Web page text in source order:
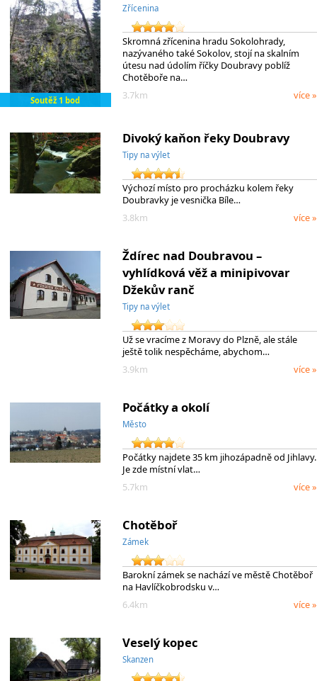
Soutěž 1 bod
Zřícenina
Skromná zřícenina hradu Sokolohrady,
nazývaného také Sokolov, stojí na skalním
útesu nad údolím říčky Doubravy poblíž
Chotěboře na…
3.7km
více »
Divoký kaňon řeky Doubravy
Tipy na výlet
Výchozí místo pro procházku kolem řeky
Doubravky je vesnička Bíle…
3.8km
více »
Ždírec nad Doubravou –
vyhlídková věž a minipivovar
Džekův ranč
Tipy na výlet
Už se vracíme z Moravy do Plzně, ale stále
ještě tolik nespěcháme, abychom…
3.9km
více »
Počátky a okolí
Město
Počátky najdete 35 km jihozápadně od Jihlavy.
Je zde místní vlat…
5.7km
více »
Chotěboř
Zámek
Barokní zámek se nachází ve městě Chotěboř
na Havlíčkobrodsku v…
6.4km
více »
Veselý kopec
Skanzen